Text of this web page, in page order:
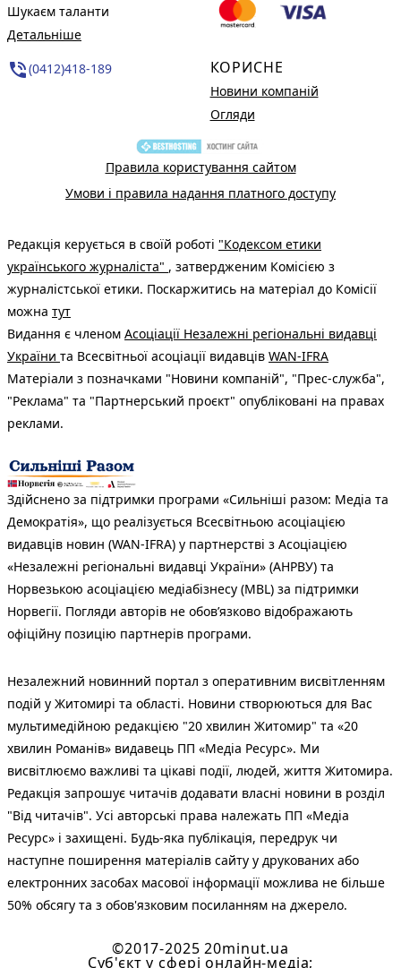
Шукаєм таланти
Детальніше
phone_in_talk(0412)418-189 КОРИСНЕ
Новини компаній
Огляди
Правила користування сайтом
Умови і правила надання платного доступу
Редакція керується в своїй роботі "Кодексом етики
українського журналіста" , затвердженим Комісією з
журналістської етики. Поскаржитись на матеріал до Комісії
можна тут
Видання є членом Асоціації Незалежні регіональні видавці
України та Всесвітньої асоціації видавців WAN-IFRA
Матеріали з позначками "Новини компаній", "Прес-служба",
"Реклама" та "Партнерський проєкт" опубліковані на правах
реклами.
Здійснено за підтримки програми «Сильніші разом: Медіа та
Демократія», що реалізується Всесвітньою асоціацією
видавців новин (WAN-IFRA) у партнерстві з Асоціацією
«Незалежні регіональні видавці України» (АНРВУ) та
Норвезькою асоціацією медіабізнесу (MBL) за підтримки
Норвегії. Погляди авторів не обов’язково відображають
офіційну позицію партнерів програми.
Незалежний новинний портал з оперативним висвітленням
подій у Житомирі та області. Новини створюються для Вас
мультимедійною редакцією "20 хвилин Житомир" та «20
хвилин Романів» видавець ПП «Медіа Ресурс». Ми
висвітлюємо важливі та цікаві події, людей, життя Житомира.
Редакція запрошує читачів додавати власні новини в розділ
"Від читачів". Усі авторські права належать ПП «Медіа
Ресурс» і захищені. Будь-яка публiкацiя, передрук чи
наступне поширення матеріалів сайту у друкованих або
електронних засобах масової інформації можлива не більше
50% обсягу та з обов'язковим посиланням на джерело.
©2017-2025 20minut.ua
Cуб'єкт у сфері онлайн-медіа;